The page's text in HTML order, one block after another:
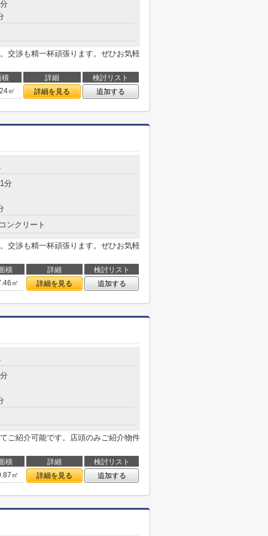
交渉も精一杯頑張ります。ぜひお気軽
積 詳細
検討リスト
㎡
詳細を見る 追加する
分
ンクリート
交渉も精一杯頑張ります。ぜひお気軽
積 詳細
検討リスト
㎡
詳細を見る 追加する
ご紹介可能です。店頭のみご紹介物件
積 詳細
検討リスト
㎡
詳細を見る 追加する